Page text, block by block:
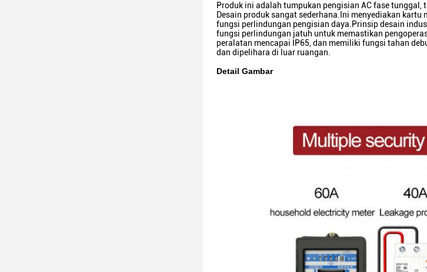
Produk ini adalah tumpukan pengisian AC fase
Desain produk sangat sederhana.Ini menyediakan
fungsi perlindungan pengisian daya.Prinsip desain
fungsi perlindungan jatuh untuk memastikan
peralatan mencapai IP65, dan memiliki fungsi tahan
dan dipelihara di luar ruangan.
Detail Gambar